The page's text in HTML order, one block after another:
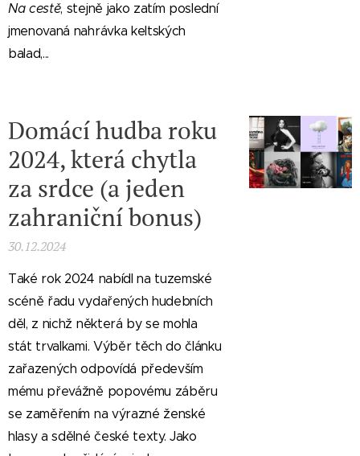
Na cestě, stejně jako zatím poslední
jmenovaná nahrávka keltských
balad,...
Domácí hudba roku
2024, která chytla
za srdce (a jeden
zahraniční bonus)
30.12.2024
Také rok 2024 nabídl na tuzemské
scéně řadu vydařených hudebních
děl, z nichž některá by se mohla
stát trvalkami. Výběr těch do článku
zařazených odpovídá především
mému převážně popovému záběru
se zaměřením na výrazné ženské
hlasy a sdělné české texty. Jako